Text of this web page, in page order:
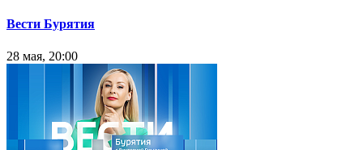
Вести Бурятия
28 мая, 20:00